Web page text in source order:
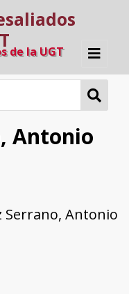
de la UGT
Antonio
Serrano, Antonio